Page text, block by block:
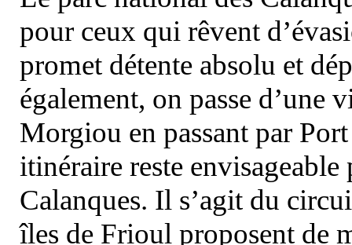
pour ceux qui rêvent
promet détente absolu et
également, on passe d’une
Morgiou en passant par
itinéraire reste
Calanques. Il s’agit du
îles de Frioul proposent de